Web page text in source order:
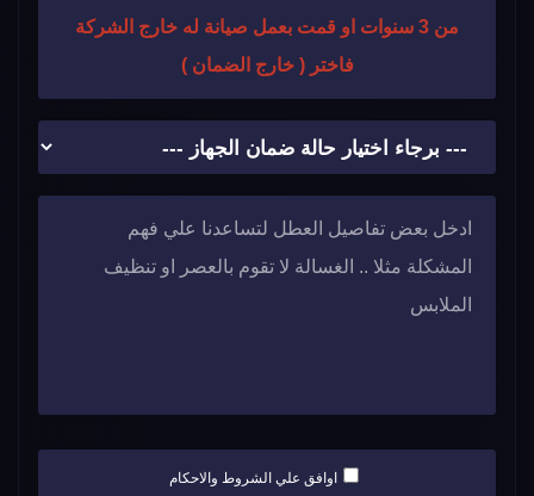
من 3 سنوات او قمت بعمل صيانة له خارج الشركة
فاختر ( خارج الضمان )
اوافق علي الشروط والاحكام